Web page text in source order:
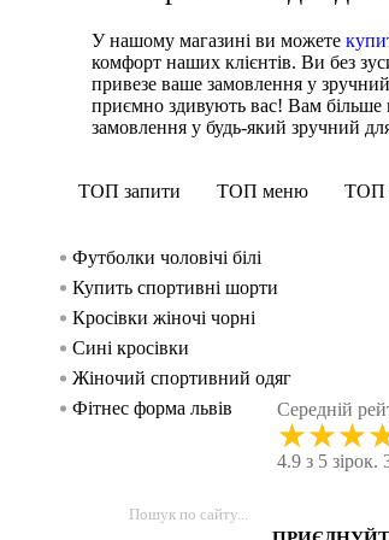
У нашому магазині ви можете
комфорт наших клієнтів. Ви без
привезе ваше замовлення у
приємно здивують вас! Вам більше
замовлення у будь-який зручний
ТОП запити ТОП меню ТОП
Футболки чоловічі білі
Купить спортивні шорти
Кросівки жіночі чорні
Сині кросівки
Жіночий спортивний одяг
Фітнес форма львів
Купити чорні кросівки жіночі
Купити спортивні чоловічі штани
Середній
★★★
4.9 з 5 зірок.